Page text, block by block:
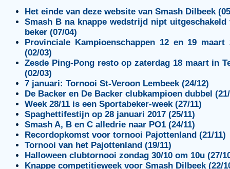
Het einde van deze website van Smash Dilbeek
Smash B na knappe wedstrijd nipt uitgeschakeld
beker (07/04)
Provinciale Kampioenschappen 12 en 19 maart
(02/03)
Zesde Ping-Pong resto op zaterdag 18 maart in
(02/03)
7 januari: Tornooi St-Veroon Lembeek (24/12)
De Backer en De Backer clubkampioen dubbel
Week 28/11 is een Sportabeker-week (27/11)
Spaghettifestijn op 28 januari 2017 (25/11)
Smash A, B en C alledrie naar PO1 (24/11)
Recordopkomst voor tornooi Pajottenland (21/11)
Tornooi van het Pajottenland (19/11)
Halloween clubtornooi zondag 30/10 om 10u (27/
Knappe competitieweek voor Smash Dilbeek (22/